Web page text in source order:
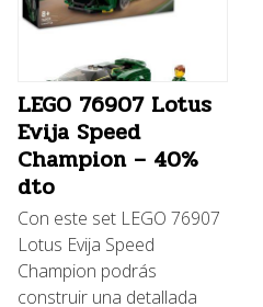
LEGO 76907 Lotus
Evija Speed
Champion – 40%
dto
Con este set LEGO 76907
Lotus Evija Speed
Champion podrás
construir una detallada